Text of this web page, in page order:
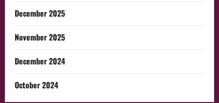
December 2025
November 2025
December 2024
October 2024